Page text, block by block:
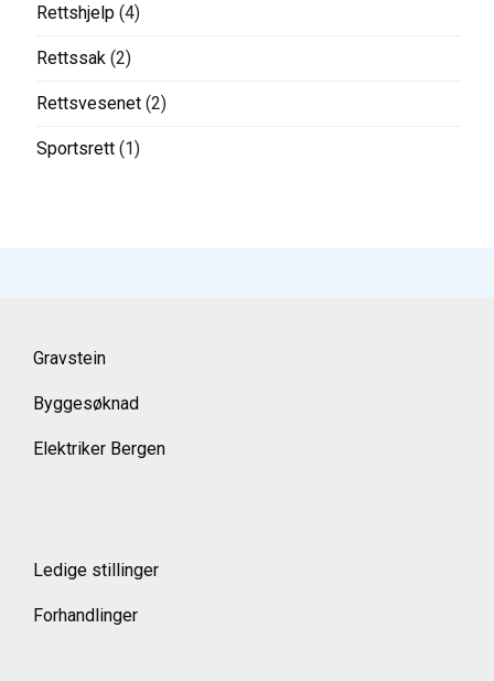
Rettshjelp (4)
Rettssak (2)
Rettsvesenet (2)
Sportsrett (1)
Gravstein
Byggesøknad
Elektriker Bergen
Ledige stillinger
Forhandlinger